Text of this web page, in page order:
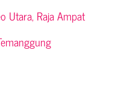
Utara, Raja Ampat